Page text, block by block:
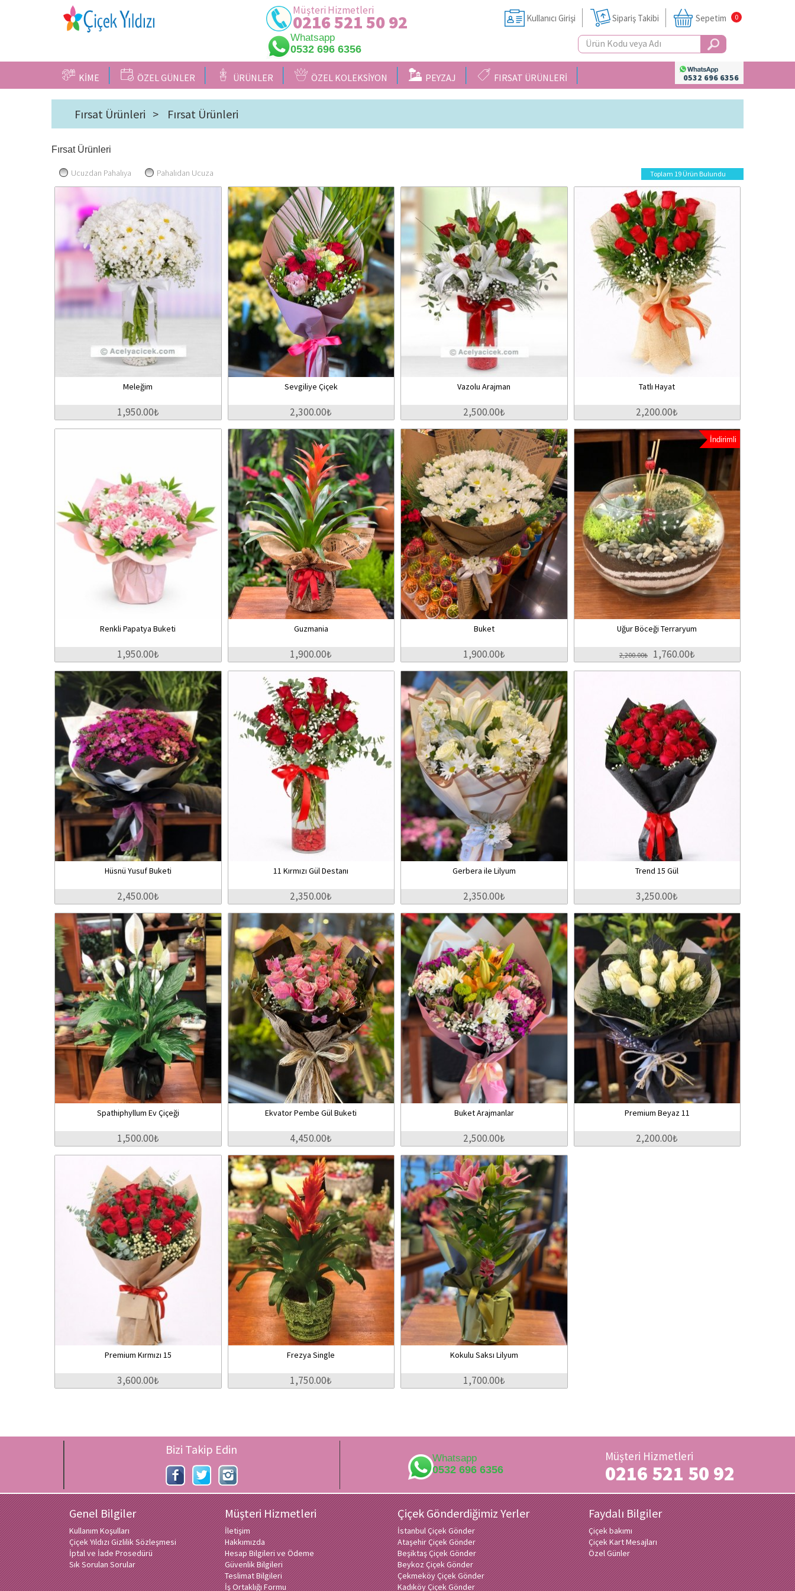
Müşteri Hizmetleri
0216 521 50 92
Whatsapp
0532 696 6356
Kullanıcı Girişi Sipariş Takibi Sepetim 0
KİME ÖZEL GÜNLER ÜRÜNLER ÖZEL KOLEKSİYON PEYZAJ FIRSAT ÜRÜNLERİ 0532 696 6356
Fırsat Ürünleri > Fırsat Ürünleri
Fırsat Ürünleri
Ucuzdan Pahalıya Pahalıdan Ucuza Toplam 19 Ürün Bulundu
Meleğim
1,950.00₺
Sevgiliye Çiçek
2,300.00₺
Vazolu Arajman
2,500.00₺
Tatlı Hayat
2,200.00₺
Renkli Papatya Buketi
1,950.00₺
Guzmania
1,900.00₺
Buket
1,900.00₺
İndirimli
Uğur Böceği Terraryum
2,200.00₺1,760.00₺
Hüsnü Yusuf Buketi
2,450.00₺
11 Kırmızı Gül Destanı
2,350.00₺
Gerbera ile Lilyum
2,350.00₺
Trend 15 Gül
3,250.00₺
Spathiphyllum Ev Çiçeği
1,500.00₺
Ekvator Pembe Gül Buketi
4,450.00₺
Buket Arajmanlar
2,500.00₺
Premium Beyaz 11
2,200.00₺
Premium Kırmızı 15
3,600.00₺
Frezya Single
1,750.00₺
Kokulu Saksı Lilyum
1,700.00₺
Bizi Takip Edin Müşteri Hizmetleri
0216 521 50 92
Whatsapp
0532 696 6356
Genel Bilgiler
Kullanım Koşulları
Çiçek Yıldızı Gizlilik Sözleşmesi
İptal ve İade Prosedürü
Sık Sorulan Sorular
Müşteri Hizmetleri
İletişim
Hakkımızda
Hesap Bilgileri ve Ödeme
Güvenlik Bilgileri
Teslimat Bilgileri
İş Ortaklığı Formu
Çiçek Gönderdiğimiz Yerler
İstanbul Çiçek Gönder
Ataşehir Çiçek Gönder
Beşiktaş Çiçek Gönder
Beykoz Çiçek Gönder
Çekmeköy Çiçek Gönder
Kadıköy Çiçek Gönder
Faydalı Bilgiler
Çiçek bakımı
Çiçek Kart Mesajları
Özel Günler